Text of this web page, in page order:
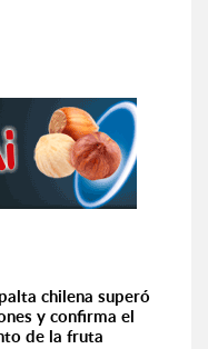
chilena superó
y confirma el
de la fruta